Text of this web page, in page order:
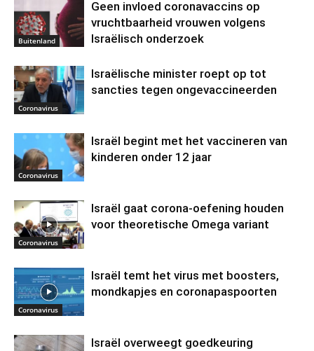
Buitenland
Geen invloed coronavaccins op
vruchtbaarheid vrouwen volgens
Israëlisch onderzoek
Coronavirus
Israëlische minister roept op tot
sancties tegen ongevaccineerden
Coronavirus
Israël begint met het vaccineren van
kinderen onder 12 jaar
Coronavirus
Israël gaat corona-oefening houden
voor theoretische Omega variant
Coronavirus
Israël temt het virus met boosters,
mondkapjes en coronapaspoorten
Israël overweegt goedkeuring